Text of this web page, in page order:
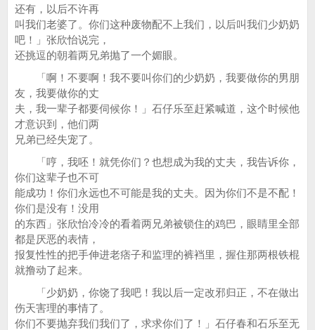
还有，以后不许再
叫我们老婆了。你们这种废物配不上我们，以后叫我们少奶奶
吧！」张欣怡说完，
还挑逗的朝着两兄弟抛了一个媚眼。
「啊！不要啊！我不要叫你们的少奶奶，我要做你的男朋
友，我要做你的丈
夫，我一辈子都要伺候你！」石仔乐至赶紧喊道，这个时候他
才意识到，他们两
兄弟已经失宠了。
「哼，我呸！就凭你们？也想成为我的丈夫，我告诉你，
你们这辈子也不可
能成功！你们永远也不可能是我的丈夫。因为你们不是不配！
你们是没有！没用
的东西」张欣怡冷冷的看着两兄弟被锁住的鸡巴，眼睛里全部
都是厌恶的表情，
报复性性的把手伸进老痞子和监理的裤裆里，握住那两根铁棍
就撸动了起来。
「少奶奶，你饶了我吧！我以后一定改邪归正，不在做出
伤天害理的事情了。
你们不要抛弃我们我们了，求求你们了！」石仔春和石乐至无